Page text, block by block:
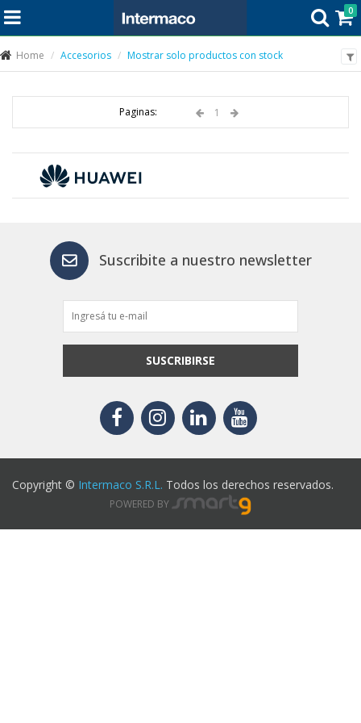
0
Home Accesorios Mostrar solo productos con stock
Paginas: 1
Suscribite a nuestro newsletter
SUSCRIBIRSE
Copyright © Intermaco S.R.L. Todos los derechos reservados.
POWERED BY